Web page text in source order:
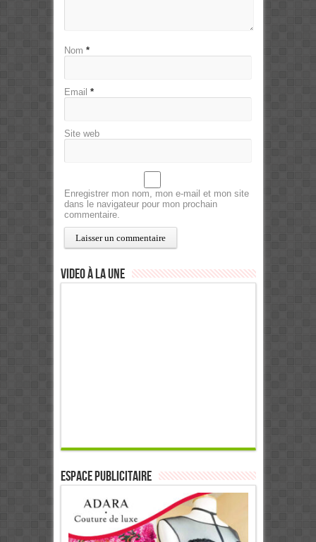
Nom *
Email *
Site web
Enregistrer mon nom, mon e-mail et mon site
dans le navigateur pour mon prochain
commentaire.
Video à la Une
ESPACE PUBLICITAIRE